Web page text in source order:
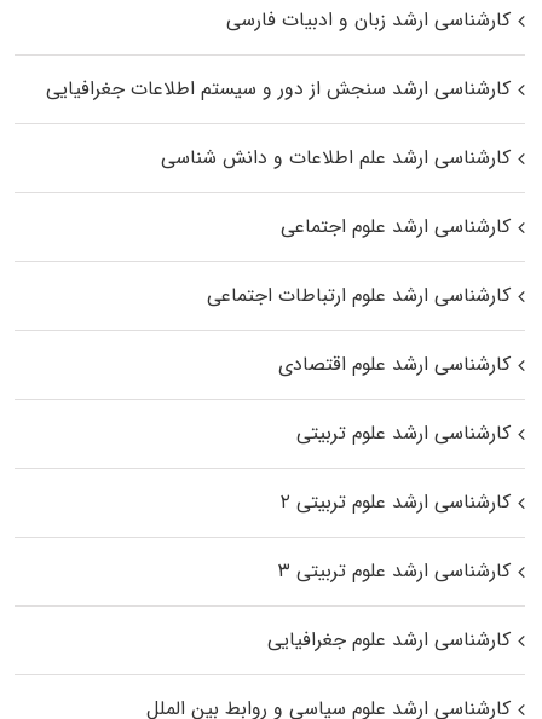
کارشناسی ارشد زبان و ادبیات فارسی
کارشناسی ارشد سنجش از دور و سیستم اطلاعات جغرافیایی
کارشناسی ارشد علم اطلاعات و دانش شناسی
کارشناسی ارشد علوم اجتماعی
کارشناسی ارشد علوم ارتباطات اجتماعی
کارشناسی ارشد علوم اقتصادی
کارشناسی ارشد علوم تربیتی
کارشناسی ارشد علوم تربیتی ۲
کارشناسی ارشد علوم تربیتی ۳
کارشناسی ارشد علوم جغرافیایی
کارشناسی ارشد علوم سیاسی و روابط بین الملل